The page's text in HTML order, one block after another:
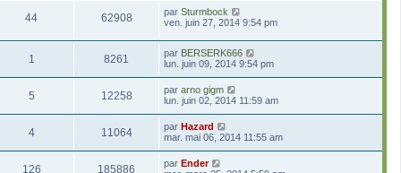
44 62908 par Sturmbock
ven. juin 27, 2014 9:54 pm
1 8261 par BERSERK666
lun. juin 09, 2014 9:54 pm
5 12258 par arno gigm
lun. juin 02, 2014 11:59 am
4 11064 par Hazard
mar. mai 06, 2014 11:55 am
126 185886 par Ender